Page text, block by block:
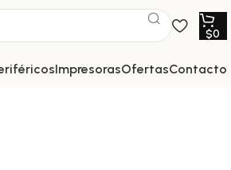
$0
impresoras ofertas contacto